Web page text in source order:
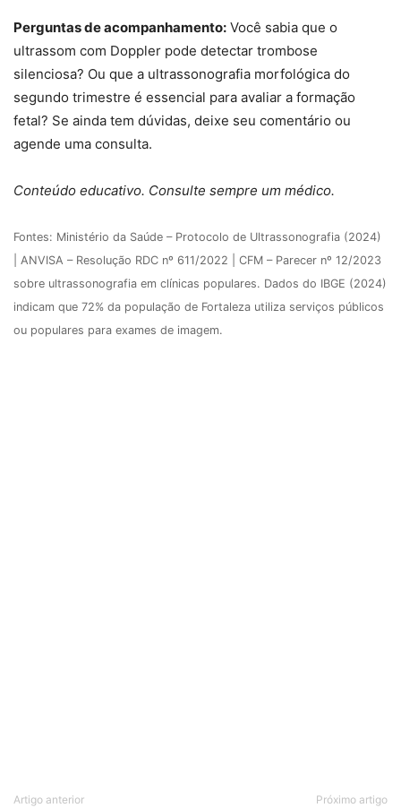
Perguntas de acompanhamento: Você sabia que o
ultrassom com Doppler pode detectar trombose
silenciosa? Ou que a ultrassonografia morfológica do
segundo trimestre é essencial para avaliar a formação
fetal? Se ainda tem dúvidas, deixe seu comentário ou
agende uma consulta.
Conteúdo educativo. Consulte sempre um médico.
Fontes: Ministério da Saúde – Protocolo de Ultrassonografia (2024)
| ANVISA – Resolução RDC nº 611/2022 | CFM – Parecer nº 12/2023
sobre ultrassonografia em clínicas populares. Dados do IBGE (2024)
indicam que 72% da população de Fortaleza utiliza serviços públicos
ou populares para exames de imagem.
Artigo anterior Próximo artigo